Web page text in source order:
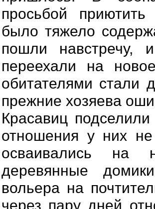
просьбой
было тяжело
пошли
переехали на
обитателями стали
прежние хозяева
Красавиц
отношения у них не
осваивались на
деревянные
вольера на
через пару дней